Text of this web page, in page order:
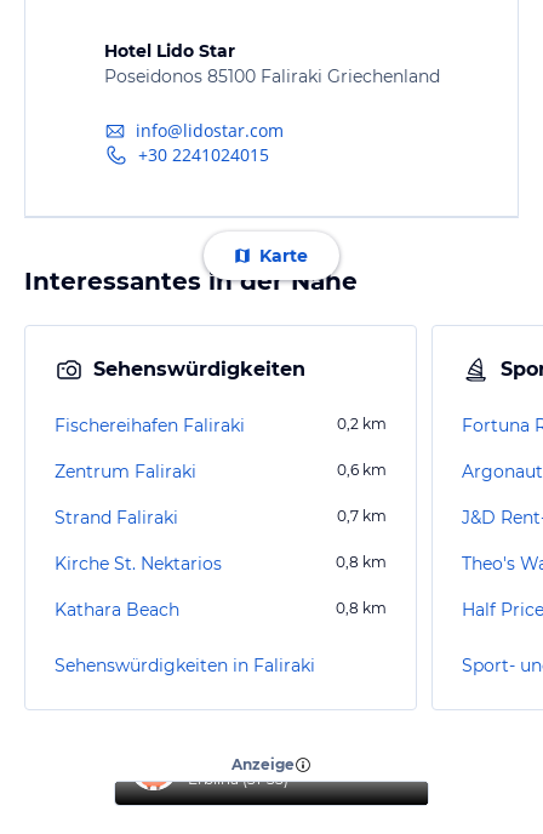
Hotel Lido Star
Poseidonos 85100 Faliraki Griechenland
info@lidostar.com
+30 2241024015
Karte
Interessantes in der Nähe
Sehenswürdigkeiten
Fischereihafen Faliraki 0,2 km
Zentrum Faliraki 0,6 km
Strand Faliraki 0,7 km
Kirche St. Nektarios 0,8 km
Kathara Beach 0,8 km
Sehenswürdigkeiten in Faliraki
Fortuna
J&D
Theo's
Half
Sport-
Anzeige
Erblina (31-35)